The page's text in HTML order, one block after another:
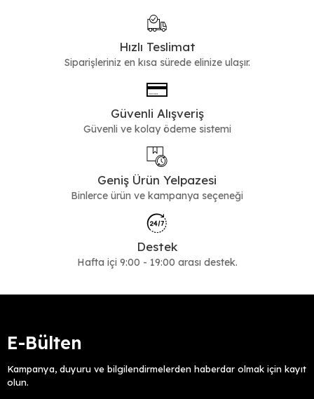
Hızlı Teslimat
Siparişleriniz en kısa sürede elinize ulaşır.
Güvenli Alışveriş
Güvenli ve kolay ödeme sistemi
Geniş Ürün Yelpazesi
Binlerce ürün ve kampanya seçeneği
Destek
Hafta içi 9:00 - 19:00 arası destek.
E-Bülten
Kampanya, duyuru ve bilgilendirmelerden haberdar olmak için kayıt
olun.